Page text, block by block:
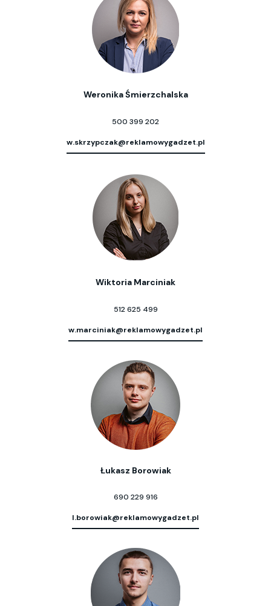
Weronika Śmierzchalska
500 399 202
w.skrzypczak@reklamowygadzet.pl
Wiktoria Marciniak
512 625 499
w.marciniak@reklamowygadzet.pl
Łukasz Borowiak
690 229 916
l.borowiak@reklamowygadzet.pl